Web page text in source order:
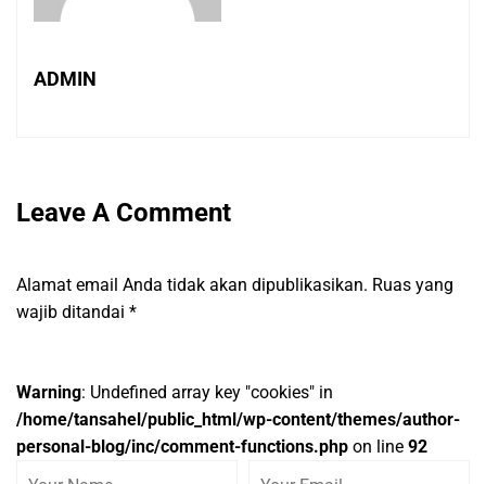
ADMIN
Leave A Comment
Alamat email Anda tidak akan dipublikasikan. Ruas yang
wajib ditandai *
Warning: Undefined array key "cookies" in
/home/tansahel/public_html/wp-content/themes/author-
personal-blog/inc/comment-functions.php on line 92